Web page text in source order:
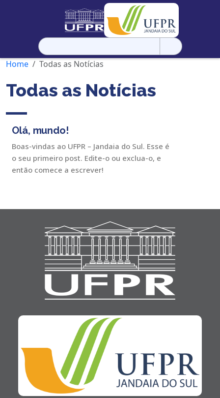
Pesquisar
por:
Home
Todas as Notícias
Todas as Notícias
Olá, mundo!
Boas-vindas ao UFPR – Jandaia do Sul. Esse é
o seu primeiro post. Edite-o ou exclua-o, e
então comece a escrever!